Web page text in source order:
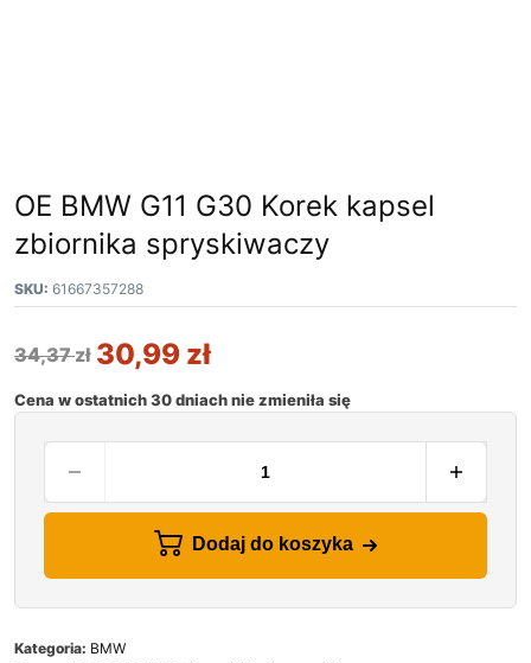
OE BMW G11 G30 Korek kapsel
zbiornika spryskiwaczy
SKU: 61667357288
34,37zł 30,99 zł
Cena w ostatnich 30 dniach nie zmieniła się
Dodaj do koszyka
Kategoria: BMW